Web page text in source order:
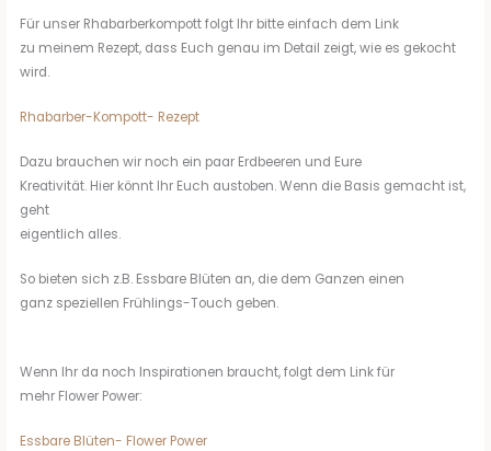
Für unser Rhabarberkompott folgt Ihr bitte einfach dem Link
zu meinem Rezept, dass Euch genau im Detail zeigt, wie es gekocht
wird.
Rhabarber-Kompott- Rezept
Dazu brauchen wir noch ein paar Erdbeeren und Eure
Kreativität. Hier könnt Ihr Euch austoben. Wenn die Basis gemacht ist,
geht
eigentlich alles.
So bieten sich z.B. Essbare Blüten an, die dem Ganzen einen
ganz speziellen Frühlings-Touch geben.
Wenn Ihr da noch Inspirationen braucht, folgt dem Link für
mehr Flower Power:
Essbare Blüten- Flower Power